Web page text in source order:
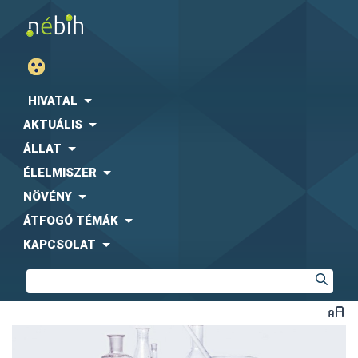
HIVATAL
AKTUÁLIS
ÁLLAT
ÉLELMISZER
NÖVÉNY
ÁTFOGÓ TÉMÁK
KAPCSOLAT